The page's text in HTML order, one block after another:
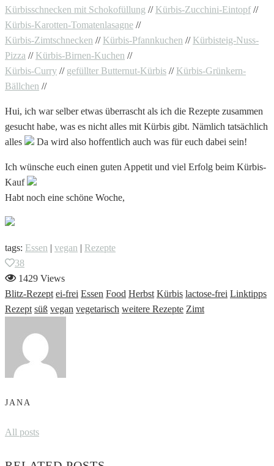
Kürbisschnecken mit Schokofüllung // Kürbis-Zucchini-Eintopf //
Kürbis-Karotten-Tomatenlasagne //
Kürbis-Zimtschnecken // Kürbis-Pfannkuchen // Kürbisteig-Nuss-
Pizza // Kürbis-Birnen-Kuchen //
Kürbis-Curry // gefüllter Butternut-Kürbis // Kürbis-Grünkern-
Bällchen //
Hui, ich war selber etwas überrascht als ich die Rezepte zusammen
gesucht habe, was es nicht alles mit Kürbis gibt. Nämlich tatsächlich
alles
Da wird also hoffentlich auch was für euch dabei sein!
Ich wünsche euch einen guten Appetit und viel Erfolg beim Kürbis-
Kauf
Habt noch eine schöne Woche,
tags: Essen | vegan | Rezepte
38
1429 Views
Blitz-Rezept ei-frei Essen Food Herbst Kürbis lactose-frei Linktipps
Rezept süß vegan vegetarisch weitere Rezepte Zimt
JANA
All posts